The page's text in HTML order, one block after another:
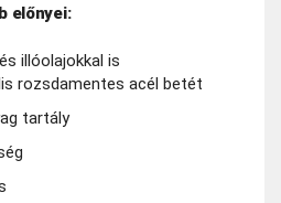
előnyei:
illóolajokkal is
rozsdamentes acél betét
tartály